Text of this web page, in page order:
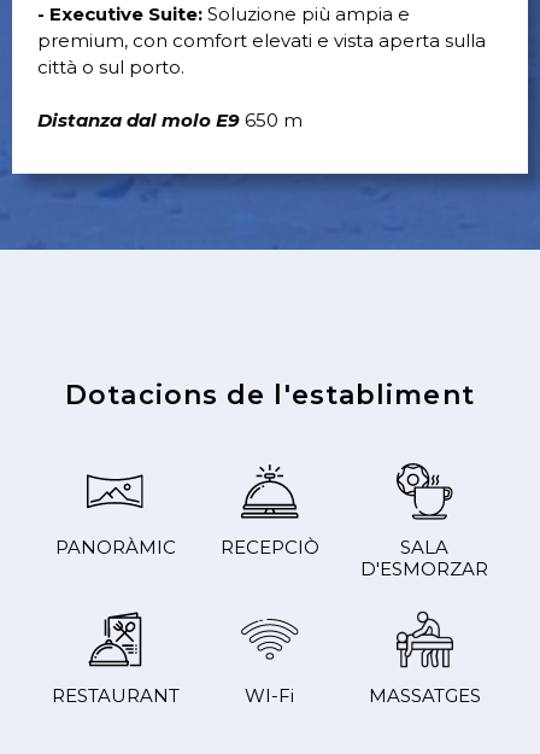
- Executive Suite:Soluzione più ampia e
premium, con comfort elevati e vista aperta sulla
città o sul porto.
Distanza dal molo E9 650 m
Dotacions de l'establiment
PANORÀMIC RECEPCIÒ
SALA
D'ESMORZAR
RESTAURANT WI-Fi MASSATGES